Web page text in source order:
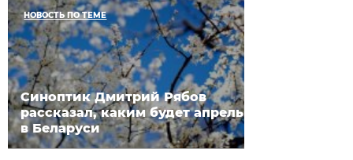
НОВОСТЬ ПО ТЕМЕ
Синоптик Дмитрий Рябов
рассказал, каким будет апрель
в Беларуси